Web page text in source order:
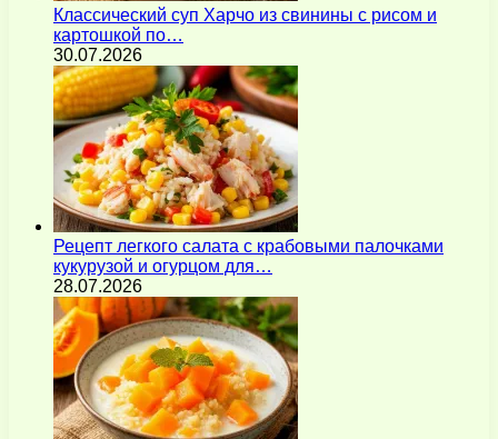
Классический суп Харчо из свинины с рисом и
картошкой по…
30.07.2026
Рецепт легкого салата с крабовыми палочками
кукурузой и огурцом для…
28.07.2026